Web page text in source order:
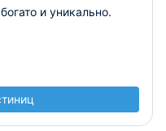
и уникально.